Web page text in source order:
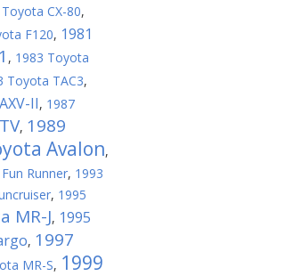
CX-80,
F120, 1981
, 1983 Toyota
Toyota TAC3,
II, 1987
, 1989
Avalon,
Runner, 1993
, 1995
MR-J, 1995
, 1997
MR-S, 1999